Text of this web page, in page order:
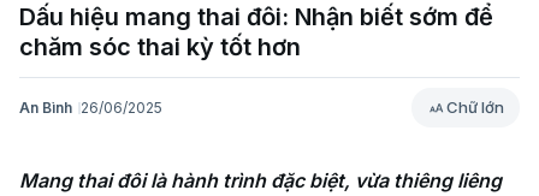
Dấu hiệu mang thai đôi: Nhận biết sớm để
chăm sóc thai kỳ tốt hơn
An Bình 26/06/2025 Chữ lớn
Chữ lớn
Mang thai đôi là hành trình đặc biệt, vừa thiêng liêng